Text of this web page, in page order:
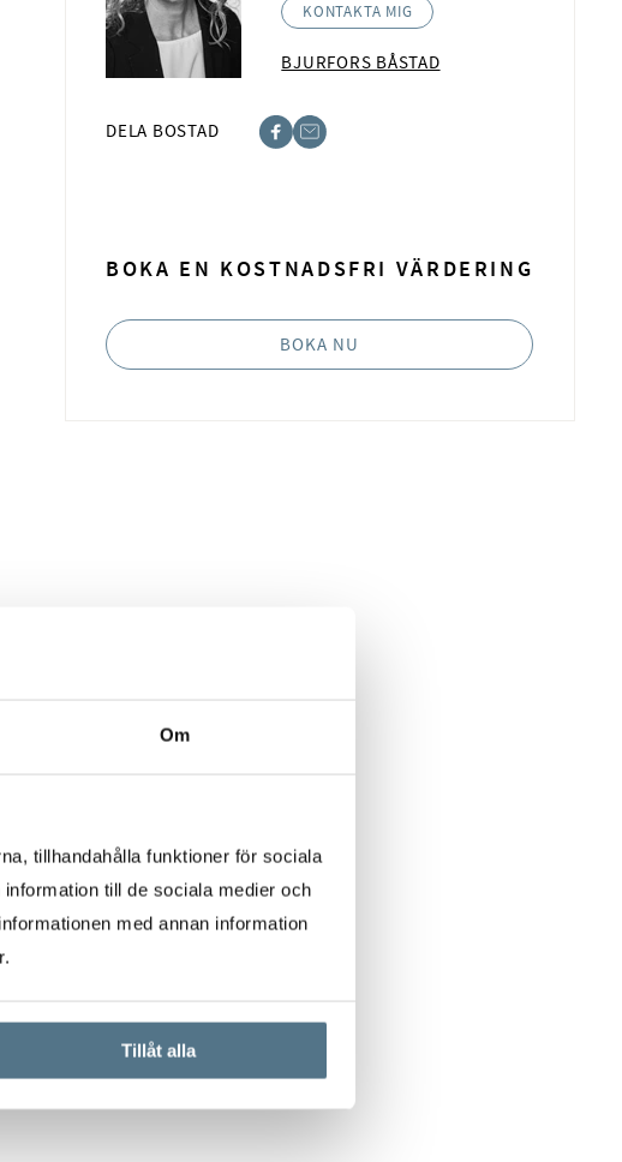
Om
tillhandahålla funktioner för sociala
till de sociala medier och
med annan information
Tillåt alla
KONTAKTA MIG
BJURFORS BÅSTAD
DELA BOSTAD
BOKA EN KOSTNADSFRI VÄRDERING
BOKA NU